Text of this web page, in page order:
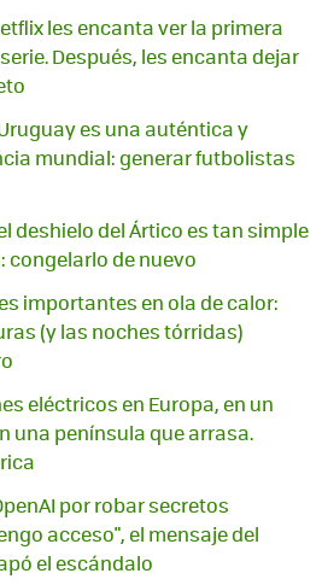
les encanta ver la primera
Después, les encanta dejar
es una auténtica y
mundial: generar futbolistas
deshielo del Ártico es tan simple
congelarlo de nuevo
importantes en ola de calor:
(y las noches tórridas)
eléctricos en Europa, en un
una península que arrasa.
por robar secretos
acceso", el mensaje del
el escándalo